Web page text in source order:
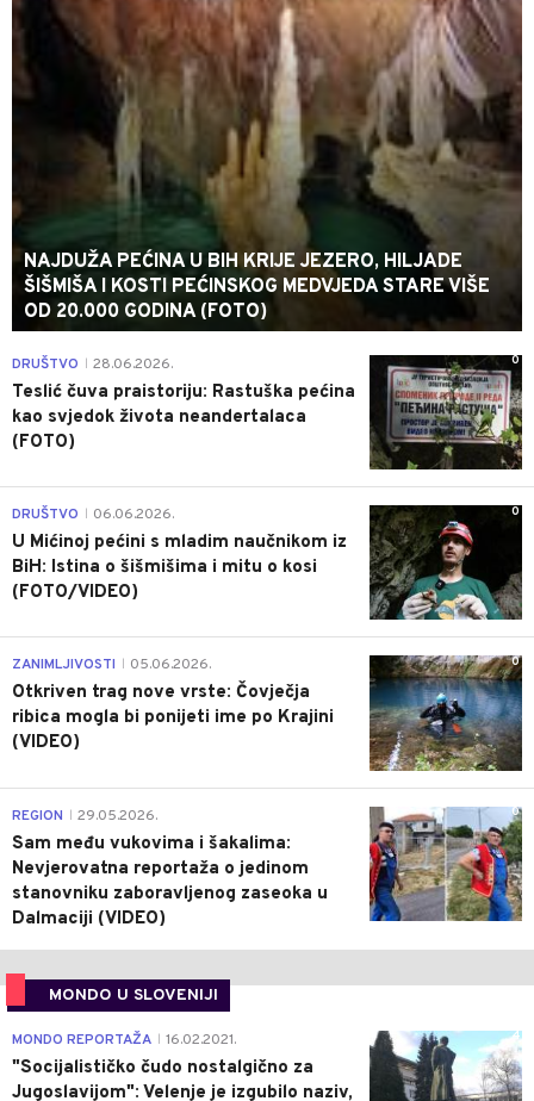
NAJDUŽA PEĆINA U BIH KRIJE JEZERO, HILJADE
ŠIŠMIŠA I KOSTI PEĆINSKOG MEDVJEDA STARE VIŠE
OD 20.000 GODINA (FOTO)
0
DRUŠTVO 28.06.2026.
Teslić čuva praistoriju: Rastuška pećina
kao svjedok života neandertalaca
(FOTO)
0
DRUŠTVO 06.06.2026.
U Mićinoj pećini s mladim naučnikom iz
BiH: Istina o šišmišima i mitu o kosi
(FOTO/VIDEO)
0
ZANIMLJIVOSTI 05.06.2026.
Otkriven trag nove vrste: Čovječja
ribica mogla bi ponijeti ime po Krajini
(VIDEO)
0
REGION 29.05.2026.
Sam među vukovima i šakalima:
Nevjerovatna reportaža o jedinom
stanovniku zaboravljenog zaseoka u
Dalmaciji (VIDEO)
MONDO U SLOVENIJI
4
MONDO REPORTAŽA 16.02.2021.
"Socijalističko čudo nostalgično za
Jugoslavijom": Velenje je izgubilo naziv,